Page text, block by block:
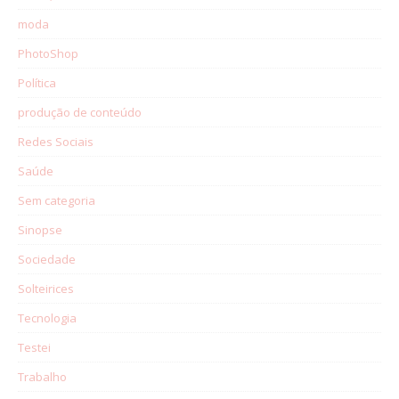
moda
PhotoShop
Política
produção de conteúdo
Redes Sociais
Saúde
Sem categoria
Sinopse
Sociedade
Solteirices
Tecnologia
Testei
Trabalho